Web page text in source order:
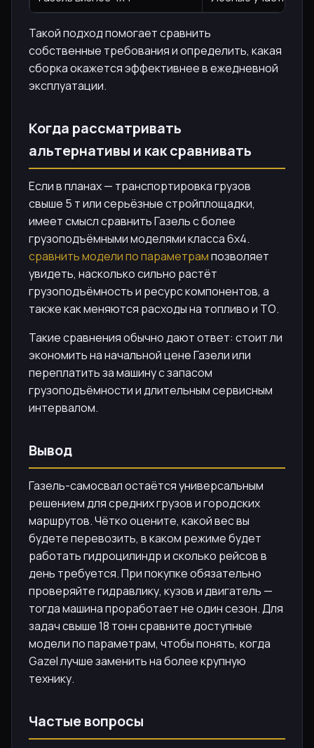
Такой подход помогает сравнить
собственные требования и определить, какая
сборка окажется эффективнее в ежедневной
эксплуатации.
Когда рассматривать
альтернативы и как сравнивать
Если в планах — транспортировка грузов
свыше 5 т или серьёзные стройплощадки,
имеет смысл сравнить Газель с более
грузоподъёмными моделями класса 6х4.
сравнить модели по параметрампозволяет
увидеть, насколько сильно растёт
грузоподъёмность и ресурс компонентов, а
также как меняются расходы на топливо и ТО.
Такие сравнения обычно дают ответ: стоит ли
экономить на начальной цене Газели или
переплатить за машину с запасом
грузоподъёмности и длительным сервисным
интервалом.
Вывод
Газель-самосвал остаётся универсальным
решением для средних грузов и городских
маршрутов. Чётко оцените, какой вес вы
будете перевозить, в каком режиме будет
работать гидроцилиндр и сколько рейсов в
день требуется. При покупке обязательно
проверяйте гидравлику, кузов и двигатель —
тогда машина проработает не один сезон. Для
задач свыше 18 тонн сравните доступные
модели по параметрам, чтобы понять, когда
Gazel лучше заменить на более крупную
технику.
Частые вопросы